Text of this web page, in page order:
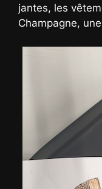
jantes, les
Champagne,